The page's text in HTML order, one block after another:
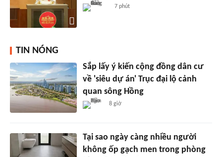
7 phút
TIN NÓNG
Sắp lấy ý kiến cộng đồng dân cư
về 'siêu dự án' Trục đại lộ cảnh
quan sông Hồng
8 giờ
Tại sao ngày càng nhiều người
không ốp gạch men trong phòng